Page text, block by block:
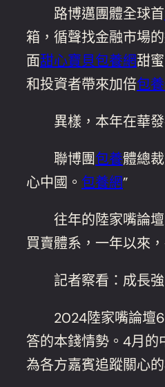
路博邁團體全球首
箱，循聲找金融市場
面甜心寶貝包養網甜
和投資者帶來加倍包
異樣，本年在華發
聯博團包養體總
心中國。 包養網”
往年的陸家嘴論壇
買賣體系，一年以來
記者察看：成長強
2024陸家嘴論壇6
答的本錢情勢。4月的
為各方嘉賓追蹤關心的